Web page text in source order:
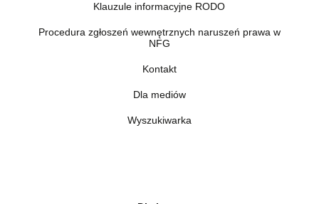
Klauzule informacyjne RODO
Procedura zgłoszeń wewnętrznych naruszeń prawa w
NFG
Kontakt
Dla mediów
Wyszukiwarka